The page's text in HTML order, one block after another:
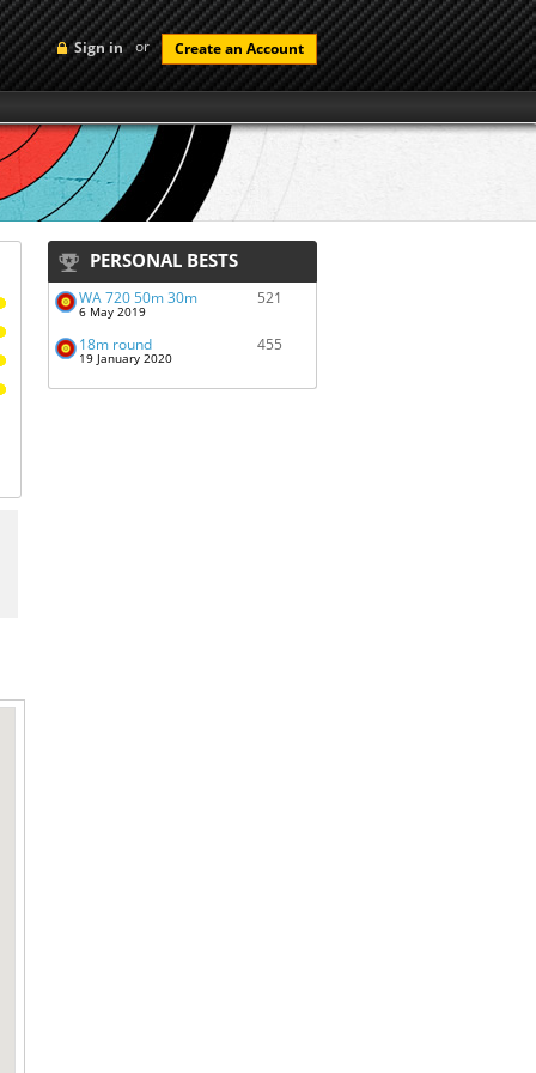
Sign in or Create an Account
PERSONAL BESTS
WA 720 50m 30m
6 May 2019
521
18m round
19 January 2020
455